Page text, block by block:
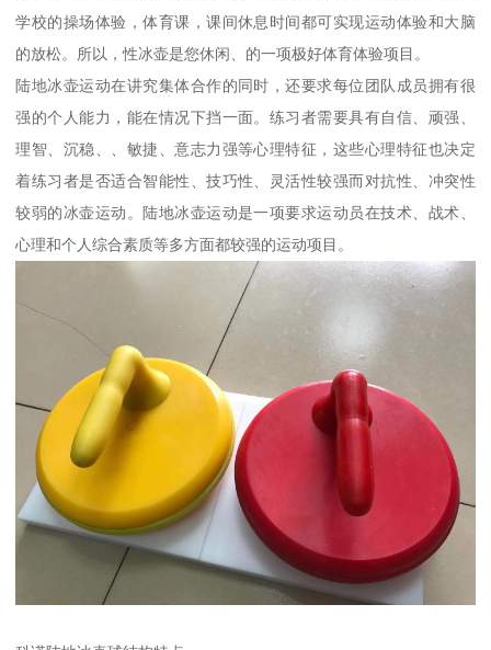
学校的操场体验，体育课，课间休息时间都可实现运动体验和大脑
的放松。所以，性冰壶是您休闲、的一项极好体育体验项目。
陆地冰壶运动在讲究集体合作的同时，还要求每位团队成员拥有很
强的个人能力，能在情况下挡一面。练习者需要具有自信、顽强、
理智、沉稳、、敏捷、意志力强等心理特征，这些心理特征也决定
着练习者是否适合智能性、技巧性、灵活性较强而对抗性、冲突性
较弱的冰壶运动。陆地冰壶运动是一项要求运动员在技术、战术、
心理和个人综合素质等多方面都较强的运动项目。